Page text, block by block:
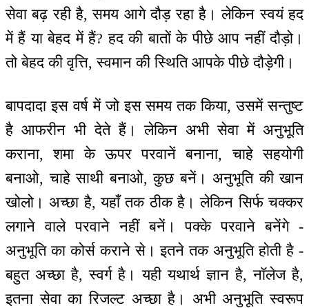
सेवा बढ़ रही है, समय आगे दौड़ रहा है। लेकिन स्वयं हद
में हैं या बेहद में हैं? हद की बातों के पीछे आप नहीं दौड़ो।
तो बेहद की वृत्ति, स्वमान की स्थिति आपके पीछे दौड़ेगी।
बापदादा इस वर्ष में जो इस समय तक किया, उसमें सन्तुष्ट
है आफरीन भी देते हैं। लेकिन अभी सेवा में अनुभूति
कराना, शमा के ऊपर परवानें बनाना, चाहे सहयोगी
बनाओ, चाहे साथी बनाओ, कुछ बनें। अनुभूति की खान
खोलो। अच्छा है, यहाँ तक ठीक है। लेकिन सिर्फ चक्कर
लगाने वाले परवाने नहीं बनें। पक्के परवाने बनेंगे -
अनुभूति का कोर्स कराने से। इतने तक अनुभूति होती है -
बहुत अच्छा है, स्वर्ग है। यही यथार्थ ज्ञान है, नॉलेज है,
इतना सेवा का रिजल्ट अच्छा है। अभी अनुभूति स्वरूप